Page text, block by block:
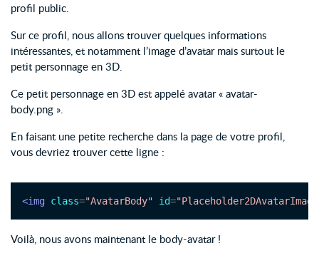
profil public.
Sur ce profil, nous allons trouver quelques informations
intéressantes, et notamment l’image d’avatar mais surtout le
petit personnage en 3D.
Ce petit personnage en 3D est appelé avatar « avatar-
body.png ».
En faisant une petite recherche dans la page de votre profil,
vous devriez trouver cette ligne :
<img class="AvatarBody" id=
Voilà, nous avons maintenant le body-avatar !